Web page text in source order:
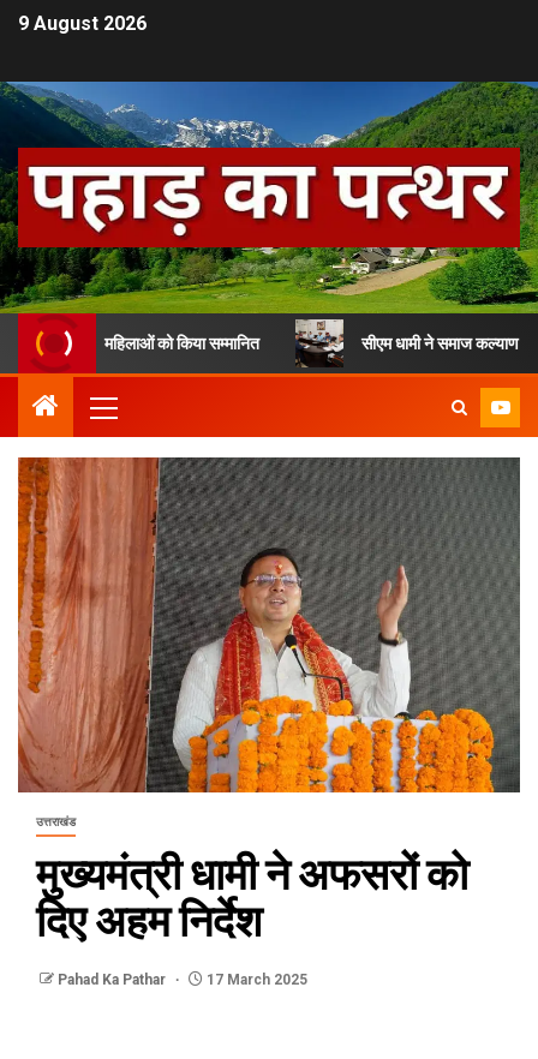
9 August 2026
से 13 महिलाओं को किया सम्मानित सीएम धामी ने समाज कल्याण विभाग के
उत्तराखंड
मुख्यमंत्री धामी ने अफसरों को
दिए अहम निर्देश
Pahad Ka Pathar 17 March 2025